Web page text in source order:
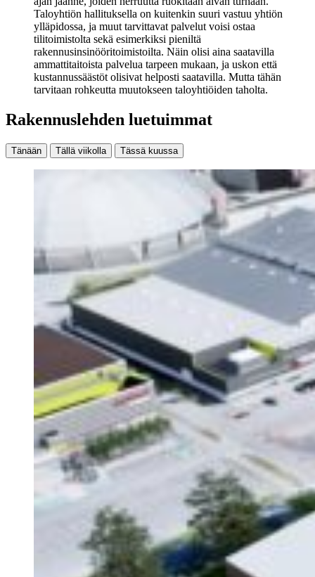
Taloyhtiön hallituksella on kuitenkin suuri vastuu yhtiön
ylläpidossa, ja muut tarvittavat palvelut voisi ostaa
tilitoimistolta sekä esimerkiksi pieniltä
rakennusinsinööritoimistoilta. Näin olisi aina saatavilla
ammattitaitoista palvelua tarpeen mukaan, ja uskon että
kustannussäästöt olisivat helposti saatavilla. Mutta tähän
tarvitaan rohkeutta muutokseen taloyhtiöiden taholta.
Rakennuslehden luetuimmat
Tänään Tällä viikolla Tässä kuussa